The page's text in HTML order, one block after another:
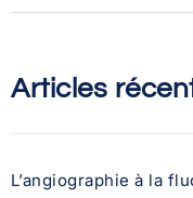
Articles
L’angiographie à la